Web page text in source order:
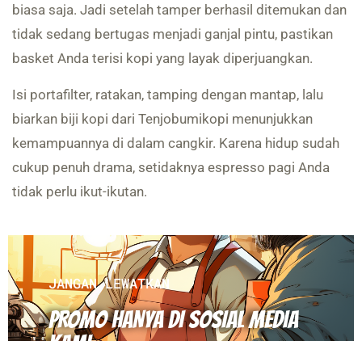
biasa saja. Jadi setelah tamper berhasil ditemukan dan
tidak sedang bertugas menjadi ganjal pintu, pastikan
basket Anda terisi kopi yang layak diperjuangkan.
Isi portafilter, ratakan, tamping dengan mantap, lalu
biarkan biji kopi dari Tenjobumikopi menunjukkan
kemampuannya di dalam cangkir. Karena hidup sudah
cukup penuh drama, setidaknya espresso pagi Anda
tidak perlu ikut-ikutan.
JANGAN LEWATKAN
PROMO HANYA DI SOSIAL MEDIA